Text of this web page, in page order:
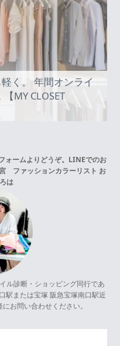
く。 年間オンライ
MY CLOSET
ォームよりどうぞ。LINEでのお
ファッションカラーリスト お
は
ル診断・ショッピング同行であ
駅または宝塚 阪急宝塚南口駅近
お問い合わせください。